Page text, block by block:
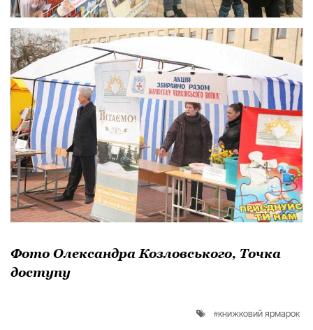
Фото Олександра Козловського, Точка
доступу
книжковий ярмарок